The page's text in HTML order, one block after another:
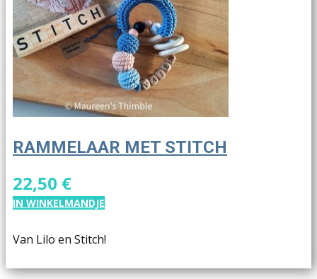
RAMMELAAR MET STITCH
22,50 €
IN WINKELMANDJE
Van Lilo en Stitch!